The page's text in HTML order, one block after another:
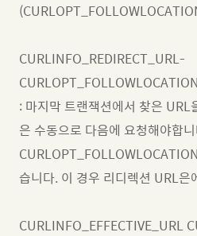
CURLINFO_REDIRECT_URL-
: 마지막 트랜잭션에서 찾은
은 수동으로 다음에 요청해야합
습니다. 이 경우 리디렉션 URL은
CURLINFO_EFFECTIVE_URL